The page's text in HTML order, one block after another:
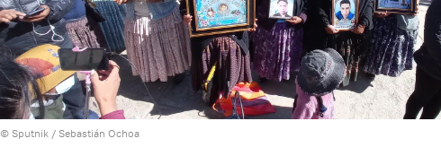
© Sputnik / Sebastián Ochoa